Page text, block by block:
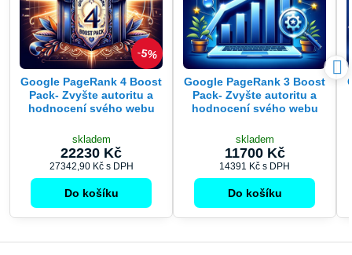
5%
Google PageRank 4 Boost
Pack- Zvyšte autoritu a
hodnocení svého webu
skladem
22230 Kč
27342,90 Kč s DPH
Do košíku
Google PageRank 3 Boost
Pack- Zvyšte autoritu a
hodnocení svého webu
skladem
11700 Kč
14391 Kč s DPH
Do košíku